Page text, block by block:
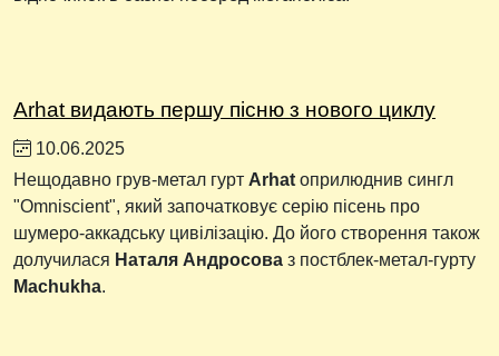
Arhat видають першу пісню з нового циклу
10.06.2025
Нещодавно грув-метал гурт Arhat оприлюднив сингл
"Omniscient", який започатковує серію пісень про
шумеро-аккадську цивілізацію. До його створення також
долучилася Наталя Андросова з постблек-метал-гурту
Machukha.